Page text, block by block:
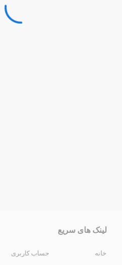
لینک های سریع
خانه حساب کاربری